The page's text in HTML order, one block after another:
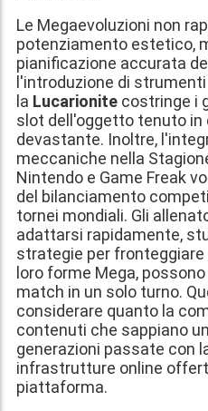
Le Megaevoluzioni non
potenziamento estetico,
pianificazione accurata
l'introduzione di
la Lucarionite costringe i
slot dell'oggetto tenuto in
devastante. Inoltre,
meccaniche nella
Nintendo e Game Freak
del bilanciamento
tornei mondiali. Gli
adattarsi rapidamente,
strategie per fronteggiare
loro forme Mega,
match in un solo turno.
considerare quanto la
contenuti che sappiano
generazioni passate con
infrastrutture online
piattaforma.